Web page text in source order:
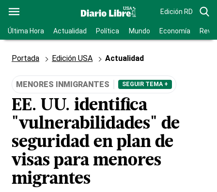
Edición RD
Última Hora Actualidad Política Mundo Economía
Portada Edición USA Actualidad
MENORES INMIGRANTES SEGUIR TEMA +
EE. UU. identifica
"vulnerabilidades" de
seguridad en plan de
visas para menores
migrantes